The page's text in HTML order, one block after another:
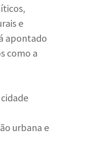
e
apontado
como a
urbana e